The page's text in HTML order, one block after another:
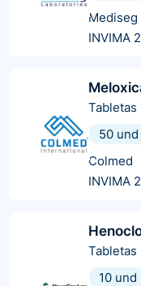
INVIMA
Tabletas
50 und
Colmed
INVIMA
Tabletas
10 und